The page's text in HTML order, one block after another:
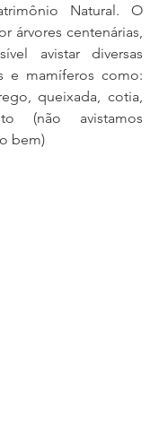
Natural. O
árvores centenárias,
avistar diversas
e mamíferos como:
queixada, cotia,
(não avistamos
bem)